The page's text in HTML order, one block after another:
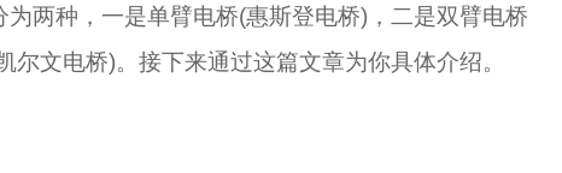
为两种，一是单臂电桥(惠斯登电桥)，二是双臂电桥
尔文电桥)。接下来通过这篇文章为你具体介绍。